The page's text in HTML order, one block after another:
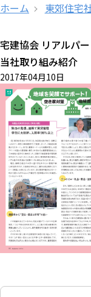
ホーム 東郊住宅
宅建協会 リアルパ
当社取り組み紹介
2017年04月10日